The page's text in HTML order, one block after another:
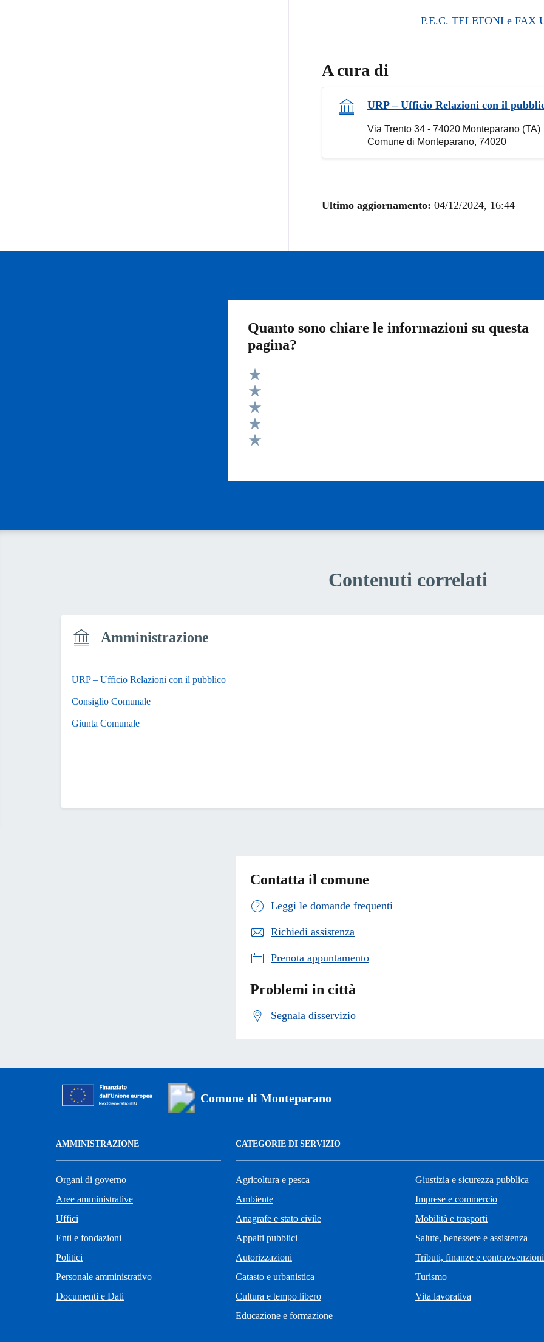
P.E.C. TELEFONI e FAX
A cura di
URP – Ufficio Relazioni con il
Via Trento 34 - 74020 Monteparano (TA)
Comune di Monteparano, 74020
Ultimo aggiornamento: 04/12/2024, 16:44
Quanto sono chiare le informazioni su questa
pagina?
Valuta 5 stelle su 5
Valuta 4 stelle su 5
Valuta 3 stelle su 5
Valuta 2 stelle su 5
Contenuti correlati
Amministrazione
URP – Ufficio Relazioni con il pubblico
Consiglio Comunale
Giunta Comunale
Contatta il comune
Leggi le domande frequenti
Richiedi assistenza
Prenota appuntamento
Problemi in città
Segnala disservizio
Comune di Monteparano
AMMINISTRAZIONE
Organi di governo
Aree amministrative
Uffici
Enti e fondazioni
Politici
Personale amministrativo
Documenti e Dati
CATEGORIE DI SERVIZIO
Agricoltura e pesca
Ambiente
Anagrafe e stato civile
Appalti pubblici
Autorizzazioni
Catasto e urbanistica
Cultura e tempo libero
Educazione e formazione
Giustizia e sicurezza pubblica
Imprese e commercio
Mobilità e trasporti
Salute, benessere e assistenza
Tributi, finanze e contravvenzioni
Turismo
Vita lavorativa